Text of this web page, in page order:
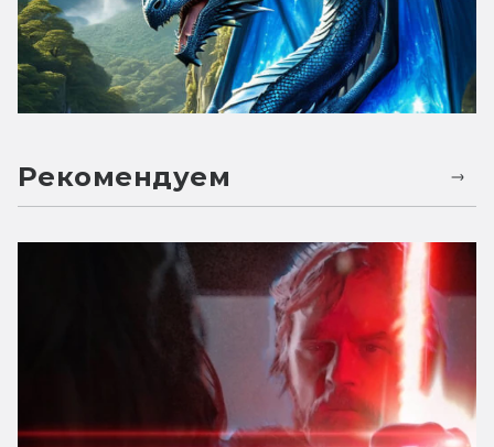
Рекомендуем